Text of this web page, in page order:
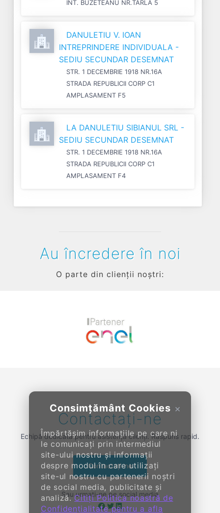
INT. BUZETEANU NR.TARLA 5
DANULETIU V. IOAN
INTREPRINDERE INDIVIDUALA -
SEDIU SECUNDAR DESEMNAT
STR. 1 DECEMBRIE 1918 NR.16A
STRADA REPUBLICII CORP C1
AMPLASAMENT F5
LA DANULETIU SIBIANUL SRL -
SEDIU SECUNDAR DESEMNAT
STR. 1 DECEMBRIE 1918 NR.16A
STRADA REPUBLICII CORP C1
AMPLASAMENT F4
×
Consimțământ Cookies
Împărtășim informațiile pe care ni
le comunicați prin intermediul
site-ului nostru și informații
despre modul în care utilizați
site-ul nostru cu partenerii noștri
de social media, publicitate și
analiză.Citiți Politica noastră de
Confidențialitate pentru a afla
Au încredere în noi
O parte din clienții noștri:
Contactați-ne
Echipă dedicată pentru asistență clienți. Răspuns rapid.
Contactați-ne
Sau urmați-ne pe social media